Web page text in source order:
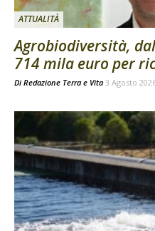
ATTUALITÀ
Agrobiodiversità,
714 mila euro per
Di Redazione Terra e Vita 3 Agosto